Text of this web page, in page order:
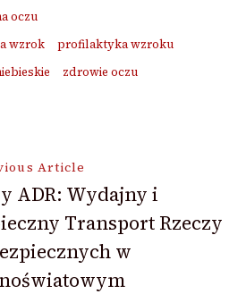
oczu
wzrok
profilaktyka wzroku
zdrowie oczu
Article
ADR: Wydajny i
Transport Rzeczy
w